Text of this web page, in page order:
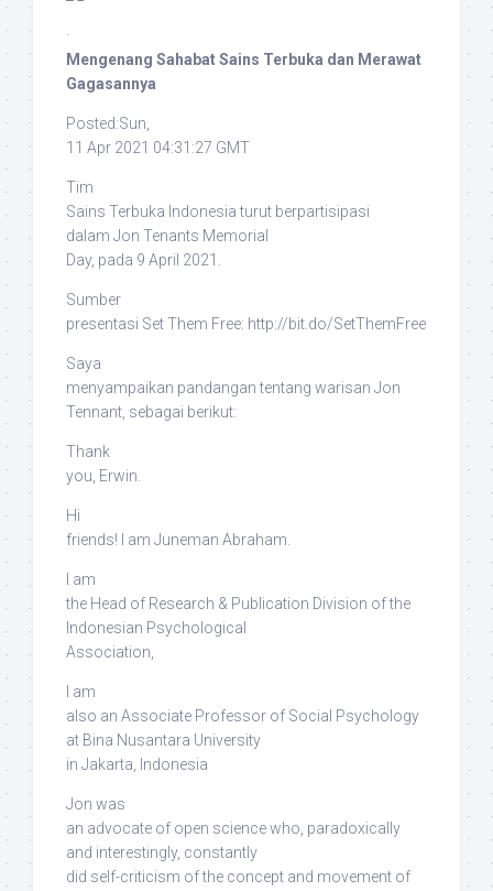
·
Mengenang Sahabat Sains Terbuka dan Merawat
Gagasannya
Posted:Sun,
11 Apr 2021 04:31:27 GMT
Tim
Sains Terbuka Indonesia turut berpartisipasi
dalam Jon Tenants Memorial
Day, pada 9 April 2021.
Sumber
presentasi Set Them Free: http://bit.do/SetThemFree
Saya
menyampaikan pandangan tentang warisan Jon
Tennant, sebagai berikut:
Thank
you, Erwin.
Hi
friends! I am Juneman Abraham.
I am
the Head of Research & Publication Division of the
Indonesian Psychological
Association,
I am
also an Associate Professor of Social Psychology
at Bina Nusantara University
in Jakarta, Indonesia
Jon was
an advocate of open science who, paradoxically
and interestingly, constantly
did self-criticism of the concept and movement of